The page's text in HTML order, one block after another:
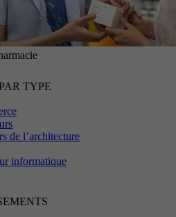
TYPE
de l’architecture
informatique